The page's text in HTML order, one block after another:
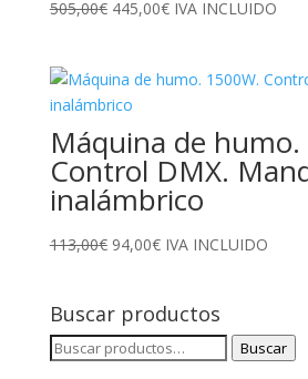
505,00€ El
era:
505,00€.
445,00€El
es:
IVA INCLUIDO
Máquina de humo.
Control DMX.
inalámbrico
113,00€ El
era:
113,00€.
94,00€El
es:
94,00€.
IVA INCLUIDO
Buscar productos
Buscar
Buscar